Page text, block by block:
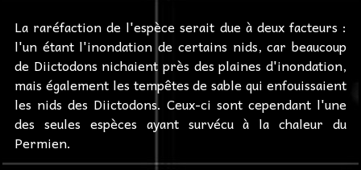
La raréfaction de l'espèce serait due à deux facteurs :
l'un étant l'inondation de certains nids, car beaucoup
de Diictodons nichaient près des plaines d'inondation,
mais également les tempêtes de sable qui enfouissaient
les nids des Diictodons. Ceux-ci sont cependant l'une
des seules espèces ayant survécu à la chaleur du
Permien.